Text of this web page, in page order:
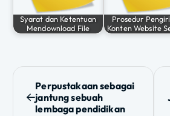
Syarat dan Ketentuan
Mendownload File
Prosedur
Konten Website
N
Perpustakaan sebagai
jantung sebuah
lembaga pendidikan